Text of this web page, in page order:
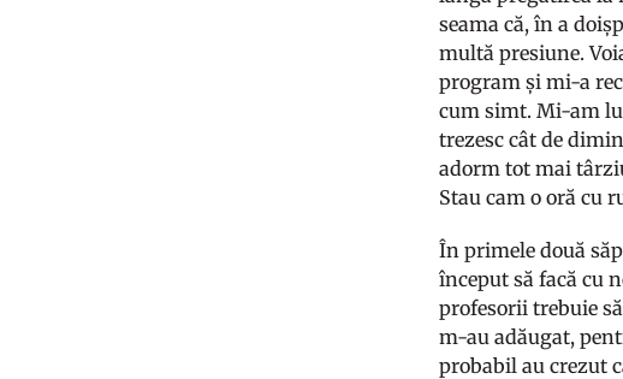
seama că, în a
multă presiune.
program și mi-a
cum simt. Mi-am
trezesc cât de
adorm tot mai
Stau cam o oră cu
În primele două
început să facă cu
profesorii trebuie
m-au adăugat,
probabil au crezut